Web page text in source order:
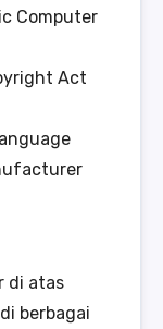
Computer
Act
di atas
berbagai